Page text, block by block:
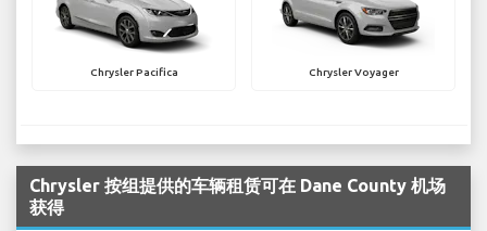
Chrysler Pacifica Chrysler Voyager
Chrysler 按组提供的车辆租赁可在 Dane County 机场
获得